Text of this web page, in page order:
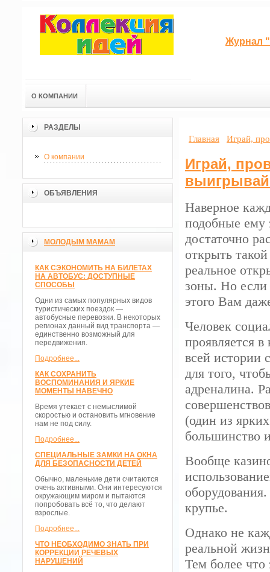
Журнал
О КОМПАНИИ
РАЗДЕЛЫ
О компании
ОБЪЯВЛЕНИЯ
МОЛОДЫМ МАМАМ
КАК СЭКОНОМИТЬ НА БИЛЕТАХ
НА АВТОБУС: ДОСТУПНЫЕ
СПОСОБЫ
Одни из самых популярных видов
туристических поездок —
автобусные перевозки. В некоторых
регионах данный вид транспорта —
единственно возможный для
передвижения.
Подробнее...
КАК СОХРАНИТЬ
ВОСПОМИНАНИЯ И ЯРКИЕ
МОМЕНТЫ НАВЕЧНО
Время утекает с немыслимой
скоростью и остановить мгновение
нам не под силу.
Подробнее...
СПЕЦИАЛЬНЫЕ ЗАМКИ НА ОКНА
ДЛЯ БЕЗОПАСНОСТИ ДЕТЕЙ
Обычно, маленькие дети считаются
очень активными. Они интересуются
окружающим миром и пытаются
попробовать всё то, что делают
взрослые.
Подробнее...
ЧТО НЕОБХОДИМО ЗНАТЬ ПРИ
КОРРЕКЦИИ РЕЧЕВЫХ
НАРУШЕНИЙ
Главная Играй,
Играй,
выигрывай
Наверное
подобные ему
достаточно
открыть
реальное
зоны. Но если
этого Вам
Человек
проявляется
всей истории
для того,
адреналина.
(один из
большинство
Вообще
крупье.
Однако не
реальной
Тем более